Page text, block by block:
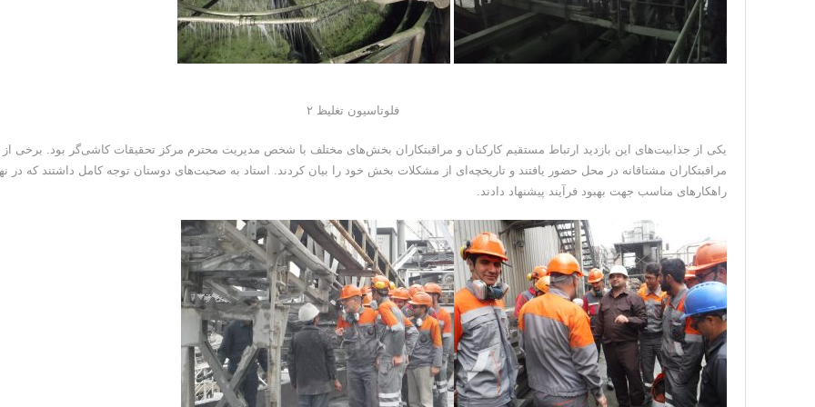
فلوتاسیون تغلیظ ۲
یکی از جذابیت‌های این بازدید ارتباط مستقیم کارکنان و مراقبتکاران بخش‌های مختلف با شخص مدیریت محترم مرکز تحقیقات کاشی‌گر بود. برخی از
مراقبتکاران مشتاقانه در محل حضور یافتند و تاریخچه‌ای از مشکلات بخش خود را بیان کردند. استاد به صحبت‌های دوستان توجه کامل داشتند که در
راهکارهای مناسب جهت بهبود فرآیند پیشنهاد دادند.